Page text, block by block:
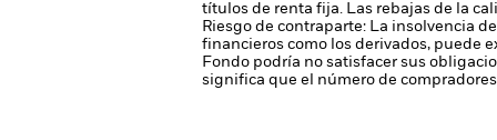
títulos de renta fija. Las rebajas de la
Riesgo de contraparte: La insolvencia
financieros como los derivados, puede
Fondo podría no satisfacer sus
significa que el número de